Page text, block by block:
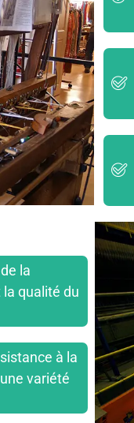
la
qualité du
à la
variété